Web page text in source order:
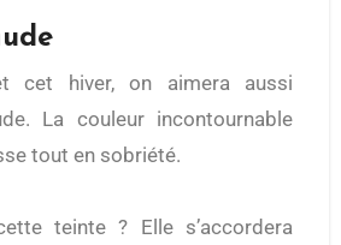
La couleur incontournable
tout en sobriété.
teinte ? Elle s’accordera